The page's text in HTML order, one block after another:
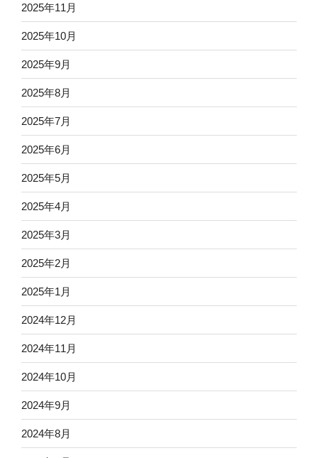
2025年11月
2025年10月
2025年9月
2025年8月
2025年7月
2025年6月
2025年5月
2025年4月
2025年3月
2025年2月
2025年1月
2024年12月
2024年11月
2024年10月
2024年9月
2024年8月